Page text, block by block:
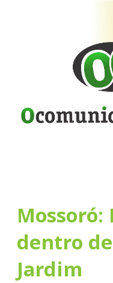
Mossoró:
dentro
Jardim